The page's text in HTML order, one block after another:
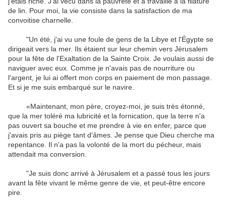
de lin. Pour moi, la vie consiste dans la satisfaction de ma
convoitise charnelle.
"Un été, j'ai vu une foule de gens de la Libye et l'Égypte se
dirigeait vers la mer. Ils étaient sur leur chemin vers Jérusalem
pour la fête de l'Exaltation de la Sainte Croix. Je voulais aussi de
naviguer avec eux. Comme je n'avais pas de nourriture ou
l'argent, je lui ai offert mon corps en paiement de mon passage.
Et si je me suis embarqué sur le navire.
«Maintenant, mon père, croyez-moi, je suis très étonné,
que la mer toléré ma lubricité et la fornication, que la terre n'a
pas ouvert sa bouche et me prendre à vie en enfer, parce que
j'avais pris au piège tant d'âmes. Je pense que Dieu cherche ma
repentance. Il n'a pas la volonté de la mort du pécheur, mais
attendait ma conversion.
"Je suis donc arrivé à Jérusalem et a passé tous les jours
avant la fête vivant le même genre de vie, et peut-être encore
pire.